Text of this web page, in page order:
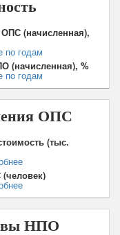
(начисленная),
по годам
(начисленная), %
по годам
ОПС
(тыс.
НПО